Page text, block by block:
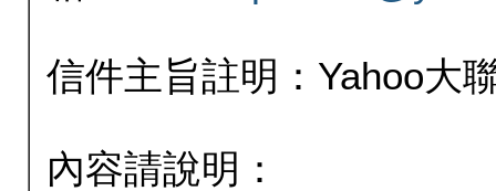
信件主旨註明：Yahoo大
內容請說明：